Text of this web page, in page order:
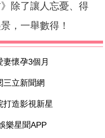
除了讓人忘憂、得
，一舉數得！
懷孕3個月
立新聞網
打造影視新星
樂星聞APP